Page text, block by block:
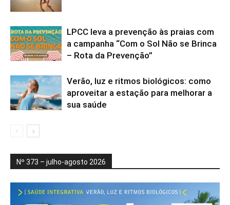
LPCC leva a prevenção às praias com
a campanha “Com o Sol Não se Brinca
– Rota da Prevenção”
Verão, luz e ritmos biológicos: como
aproveitar a estação para melhorar a
sua saúde
Nº 373 – julho-agosto 2026